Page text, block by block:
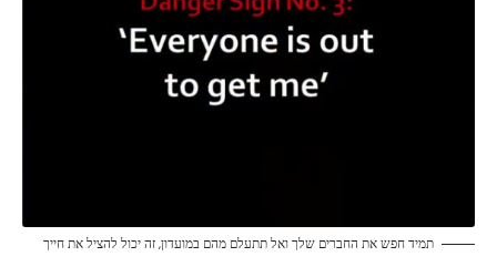
תמיד חפש את החברים שלך ואל תתעלם מהם במועדון, זה יכול להציל את חייך